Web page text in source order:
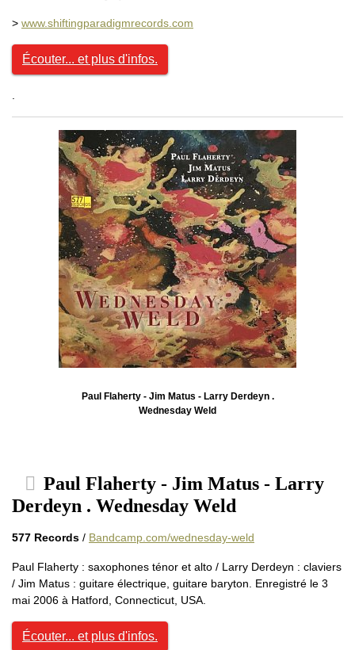
> www.shiftingparadigmrecords.com
Écouter... et plus d'infos.
Paul Flaherty - Jim Matus - Larry Derdeyn .
Wednesday Weld
Paul Flaherty - Jim Matus - Larry
Derdeyn . Wednesday Weld
577 Records / Bandcamp.com/wednesday-weld
Paul Flaherty : saxophones ténor et alto / Larry Derdeyn : claviers
/ Jim Matus : guitare électrique, guitare baryton. Enregistré le 3
mai 2006 à Hatford, Connecticut, USA.
Écouter... et plus d'infos.